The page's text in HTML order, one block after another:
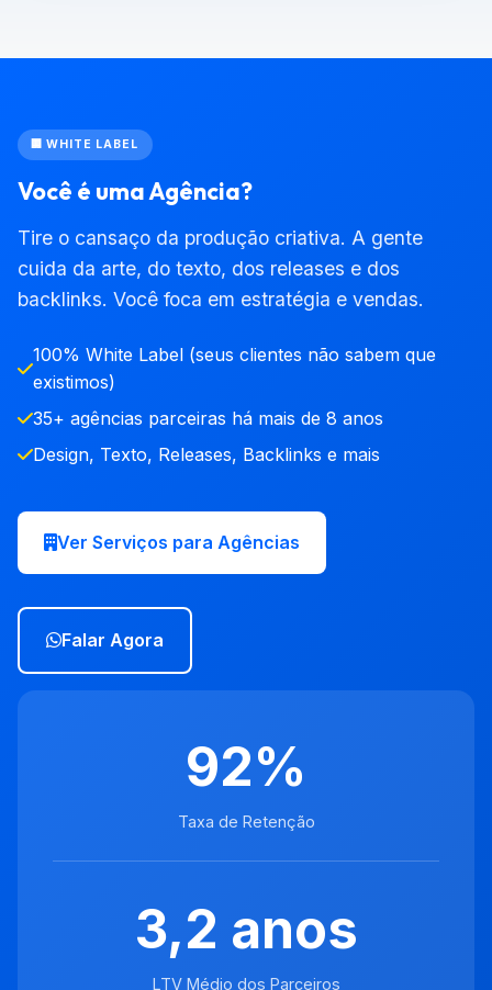
🏢 WHITE LABEL
Você é uma Agência?
Tire o cansaço da produção criativa. A gente
cuida da arte, do texto, dos releases e dos
backlinks. Você foca em estratégia e vendas.
100% White Label (seus clientes não sabem que
existimos)
35+ agências parceiras há mais de 8 anos
Design, Texto, Releases, Backlinks e mais
Ver Serviços para Agências
Falar Agora
92%
Taxa de Retenção
3,2 anos
LTV Médio dos Parceiros